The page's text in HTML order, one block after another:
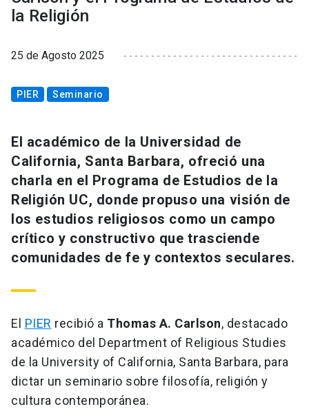
la Religión
25 de Agosto 2025
PIER Seminario
El académico de la Universidad de
California, Santa Barbara, ofreció una
charla en el Programa de Estudios de la
Religión UC, donde propuso una visión de
los estudios religiosos como un campo
crítico y constructivo que trasciende
comunidades de fe y contextos seculares.
El PIER recibió a Thomas A. Carlson, destacado
académico del Department of Religious Studies
de la University of California, Santa Barbara, para
dictar un seminario sobre filosofía, religión y
cultura contemporánea.